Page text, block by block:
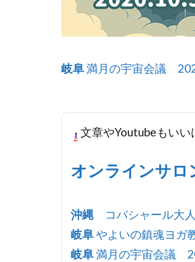
岐阜満月の宇宙会議
文章やYoutubeもい
オンラインサ
沖縄 コバシャール大
岐阜やよいの鎮魂ヨガ
岐阜満月の宇宙会議